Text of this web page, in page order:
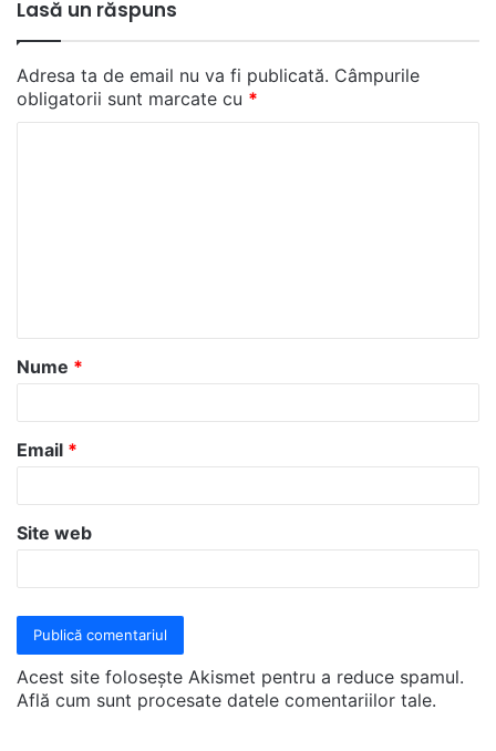
Lasă un răspuns
Adresa ta de email nu va fi publicată. Câmpurile
obligatorii sunt marcate cu *
a
r
*
Nume *
Email *
Site web
Acest site folosește Akismet pentru a reduce spamul.
Află cum sunt procesate datele comentariilor tale.